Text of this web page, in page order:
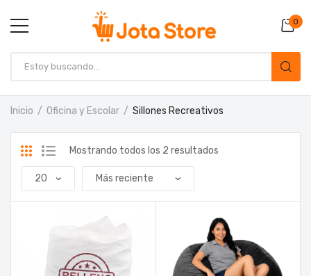
0
Inicio Oficina y Escolar Sillones Recreativos
Mostrando todos los 2 resultados